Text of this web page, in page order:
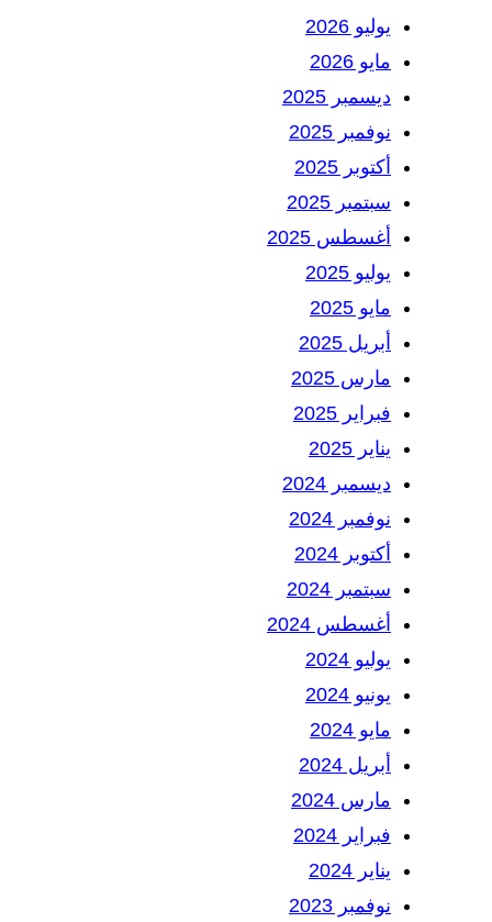
يوليو 2026
مايو 2026
ديسمبر 2025
نوفمبر 2025
أكتوبر 2025
سبتمبر 2025
أغسطس 2025
يوليو 2025
مايو 2025
أبريل 2025
مارس 2025
فبراير 2025
يناير 2025
ديسمبر 2024
نوفمبر 2024
أكتوبر 2024
سبتمبر 2024
أغسطس 2024
يوليو 2024
يونيو 2024
مايو 2024
أبريل 2024
مارس 2024
فبراير 2024
يناير 2024
نوفمبر 2023